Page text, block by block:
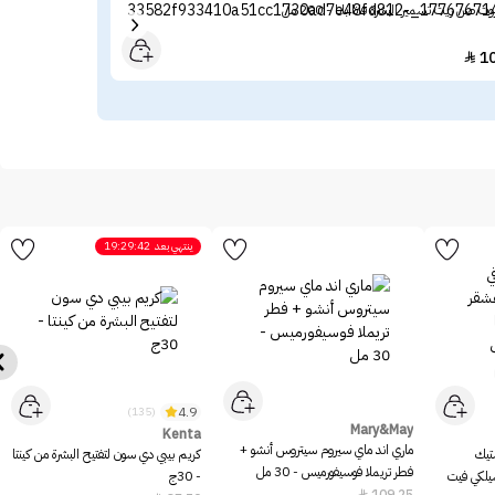
صن زيت تسمير البشرة فانا بانا - 200 مل

فيت
Mary&May
ماري اند ماي سيروم سيتروس أنشو +
فطر تريملا فوسيفورميس - 30 مل
ينتهي بعد 19:29:42
4.9
(135)
Kenta
كريم بيبي دي سون لتفتيح البشرة من كينتا
- 30ج